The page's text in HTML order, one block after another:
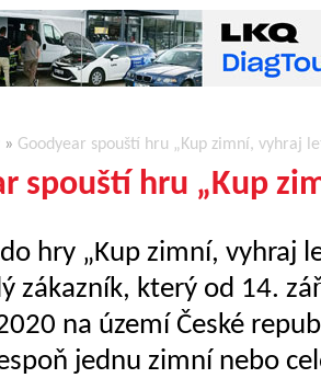
» Goodyear spouští hru „Kup zimní, vyhraj
spouští hru „Kup
hry „Kup zimní, vyhraj
zákazník, který od 14.
na území České
jednu zimní nebo